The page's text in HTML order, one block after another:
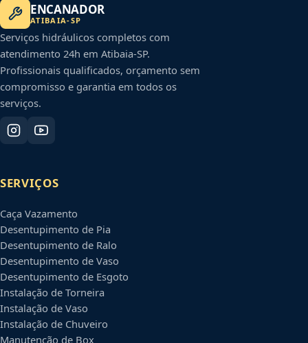
ENCANADOR
ATIBAIA-SP
Serviços hidráulicos completos com
atendimento 24h em Atibaia-SP.
Profissionais qualificados, orçamento sem
compromisso e garantia em todos os
serviços.
SERVIÇOS
Caça Vazamento
Desentupimento de Pia
Desentupimento de Ralo
Desentupimento de Vaso
Desentupimento de Esgoto
Instalação de Torneira
Instalação de Vaso
Instalação de Chuveiro
Manutenção de Box